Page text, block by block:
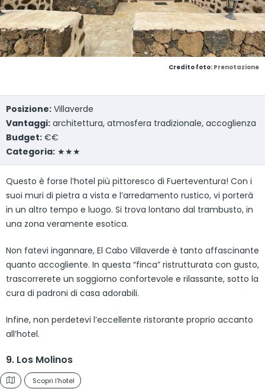
Credito foto: Prenotazione
Posizione: Villaverde
Vantaggi: architettura, atmosfera tradizionale, accoglienza
Budget: €€
Categoria: ★★★
Questo è forse l’hotel più pittoresco di Fuerteventura! Con i
suoi muri di pietra a vista e l’arredamento rustico, vi porterà
in un altro tempo e luogo. Si trova lontano dal trambusto, in
una zona veramente esotica.
Non fatevi ingannare, El Cabo Villaverde è tanto affascinante
quanto accogliente. In questa “finca” ristrutturata con gusto,
trascorrerete un soggiorno confortevole e rilassante, sotto la
cura di padroni di casa adorabili.
Infine, non perdetevi l’eccellente ristorante proprio accanto
all’hotel.
9. Los Molinos
Scopri l'hotel